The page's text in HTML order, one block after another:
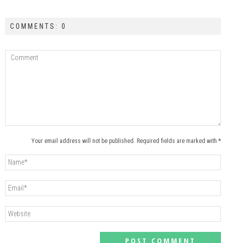
COMMENTS: 0
Your email address will not be published. Required fields are marked with *